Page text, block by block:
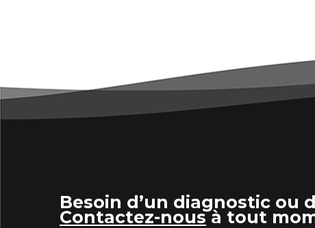
Besoin d’un diagnostic ou
Contactez-nousà tout